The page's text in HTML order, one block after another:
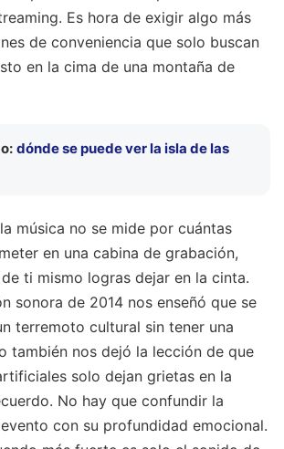
Es hora de exigir algo más
de conveniencia que solo buscan
en la cima de una montaña de
dónde se puede ver la isla de las
música no se mide por cuántas
en una cabina de grabación,
ti mismo logras dejar en la cinta.
sonora de 2014 nos enseñó que se
terremoto cultural sin tener una
también nos dejó la lección de que
solo dejan grietas en la
No hay que confundir la
con su profundidad emocional.